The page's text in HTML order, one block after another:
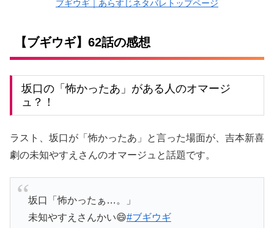
ブギウギ｜あらすじネタバレトップページ
【ブギウギ】62話の感想
坂口の「怖かったあ」がある人のオマージ
ュ？！
ラスト、坂口が「怖かったあ」と言った場面が、吉本新喜
劇の未知やすえさんのオマージュと話題です。
坂口「怖かったぁ…。」
未知やすえさんかい😄#ブギウギ